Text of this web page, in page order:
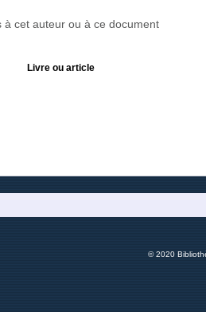
à cet auteur ou à ce document
Livre ou article
© 2020